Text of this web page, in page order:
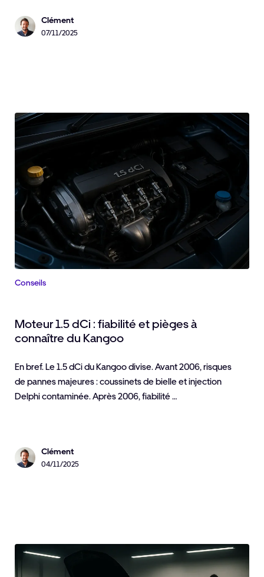
Clément
07/11/2025
Conseils
Moteur 1.5 dCi : fiabilité et pièges à
connaître du Kangoo
En bref. Le 1.5 dCi du Kangoo divise. Avant 2006, risques
de pannes majeures : coussinets de bielle et injection
Delphi contaminée. Après 2006, fiabilité …
Clément
04/11/2025